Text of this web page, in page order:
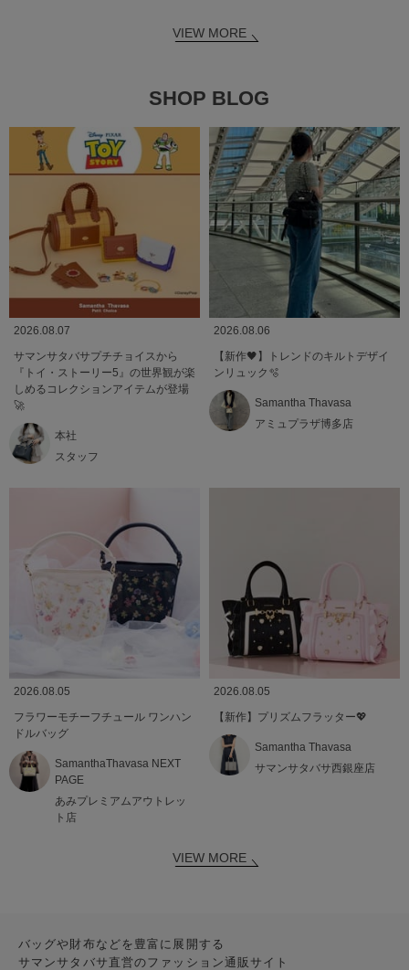
VIEW MORE
SHOP BLOG
2026.08.07
サマンサタバサプチチョイスから
『トイ・ストーリー5』の世界観が楽
しめるコレクションアイテムが登場
🚀
本社
スタッフ
2026.08.06
【新作🖤】トレンドのキルトデザイ
ンリュック🫧
Samantha Thavasa
アミュプラザ博多店
2026.08.05
フラワーモチーフチュール ワンハン
ドルバッグ
SamanthaThavasa NEXT
PAGE
あみプレミアムアウトレッ
ト店
2026.08.05
【新作】プリズムフラッター💖
Samantha Thavasa
サマンサタバサ西銀座店
VIEW MORE
バッグや財布などを豊富に展開する
サマンサタバサ直営のファッション通販サイト